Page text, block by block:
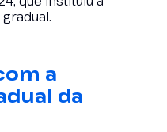
a
da